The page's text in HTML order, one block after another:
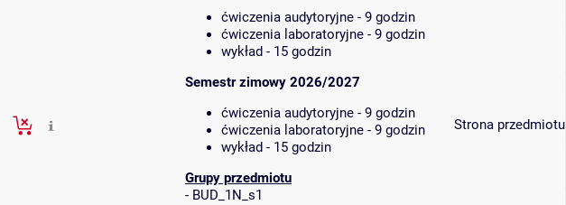
ćwiczenia audytoryjne - 9 godzin
ćwiczenia laboratoryjne - 9 godzin
wykład - 15 godzin
Semestr zimowy 2026/2027
ćwiczenia audytoryjne - 9 godzin
ćwiczenia laboratoryjne - 9 godzin
wykład - 15 godzin
Grupy przedmiotu
- BUD_1N_s1
Strona przedmiotu